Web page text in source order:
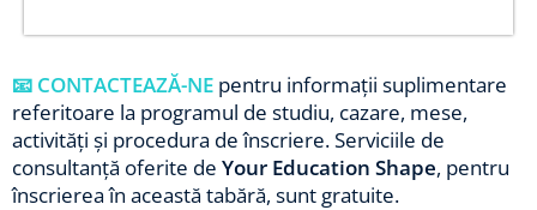
📧 CONTACTEAZĂ-NE pentru informații suplimentare
referitoare la programul de studiu, cazare, mese,
activități și procedura de înscriere. Serviciile de
consultanță oferite de Your Education Shape, pentru
înscrierea în această tabără, sunt gratuite.